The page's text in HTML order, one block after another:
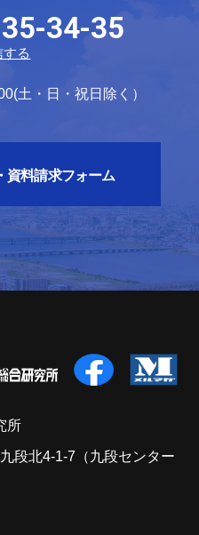
34-35
する
土・日・祝日除く）
資料請求フォーム
所
段北4-1-7（九段センター